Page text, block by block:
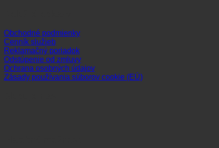
Obchodné podmienky
Cenník služieb
Reklamačný poriadok
Odstúpenie od zmluvy
Ochrana osobných údajov
Zásady používania súborov cookie (EÚ)